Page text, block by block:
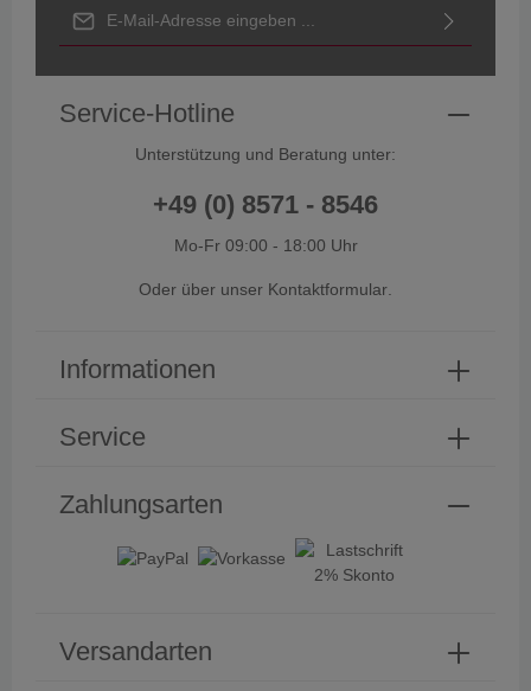
und dieAGBgelesen und bin mit ihnen einverstanden.
Service-Hotline
Unterstützung und Beratung unter:
+49 (0) 8571 - 8546
Mo-Fr 09:00 - 18:00 Uhr
Oder über unser Kontaktformular
Informationen
Service
Zahlungsarten
Versandarten